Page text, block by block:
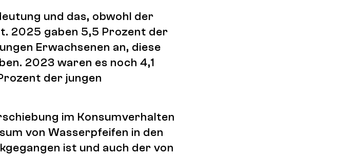
und das, obwohl der
2025 gaben 5,5 Prozent der
Erwachsenen an, diese
2023 waren es noch 4,1
der jungen
im Konsumverhalten
von Wasserpfeifen in den
ist und auch der von